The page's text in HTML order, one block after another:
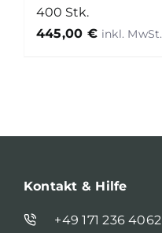
400 Stk.
445,00 €
Kontakt & Hilfe
+49 171 236 4062